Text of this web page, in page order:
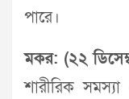
পারে।
মকর: (২২
শারীরিক